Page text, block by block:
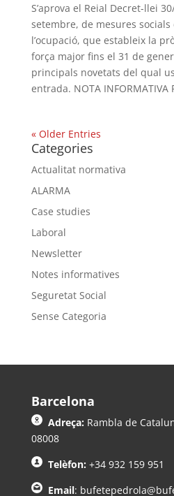
S’aprova el Reial Decret-llei
setembre, de mesures socials
l’ocupació, que estableix la
força major fins el 31 de
principals novetats del qual
entrada. NOTA INFORMATIVA
« Older Entries
Categories
Actualitat normativa
ALARMA
Case studies
Laboral
Newsletter
Notes informatives
Seguretat Social
Sense Categoria
Barcelona
Adreça: Rambla de
08008
Telèfon: +34 932 159 951
Email: